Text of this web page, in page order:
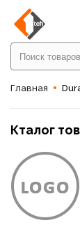
Главная
Кталог